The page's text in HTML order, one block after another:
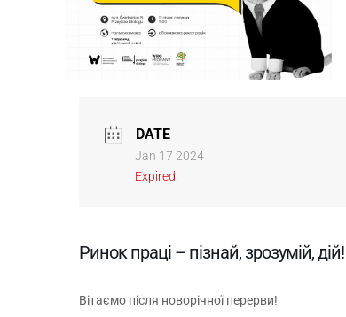
DATE
Jan 17 2024
Expired!
Ринок праці – пізнай, зрозумій, дій!
Вітаємо після новорічної перерви!